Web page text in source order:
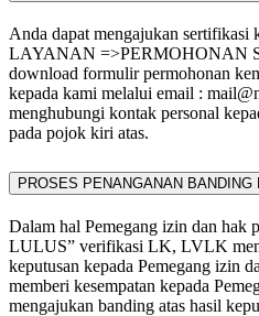
Anda dapat mengajukan
LAYANAN =>PERMOHONAN
download formulir permohonan
kepada kami melalui email :
menghubungi kontak personal
pada pojok kiri atas.
PROSES PENANGANAN BANDING
Dalam hal Pemegang izin dan
LULUS” verifikasi LK, LVLK
keputusan kepada Pemegang izin
memberi kesempatan kepada
mengajukan banding atas hasil